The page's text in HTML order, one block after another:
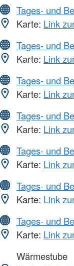
Tages- und
Karte: Link
Tages- und
Karte: Link
Tages- und
Karte: Link
Tages- und
Karte: Link
Tages- und
Karte: Link
Tages- und
Karte: Link
Tages- und
Karte: Link
Wärmestube